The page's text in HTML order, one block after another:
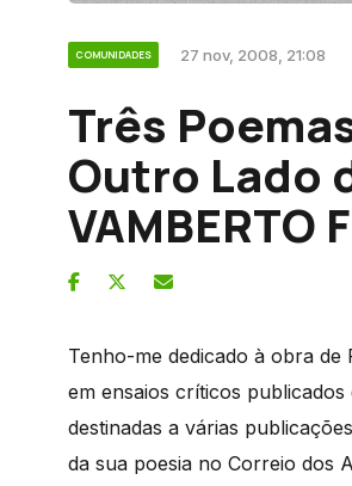
COMUNIDADES 27 nov, 2008, 21:08
Três
Outro Lado
VAMBERTO
Tenho-me dedicado à obra
em ensaios críticos
destinadas a várias
da sua poesia no Correio dos